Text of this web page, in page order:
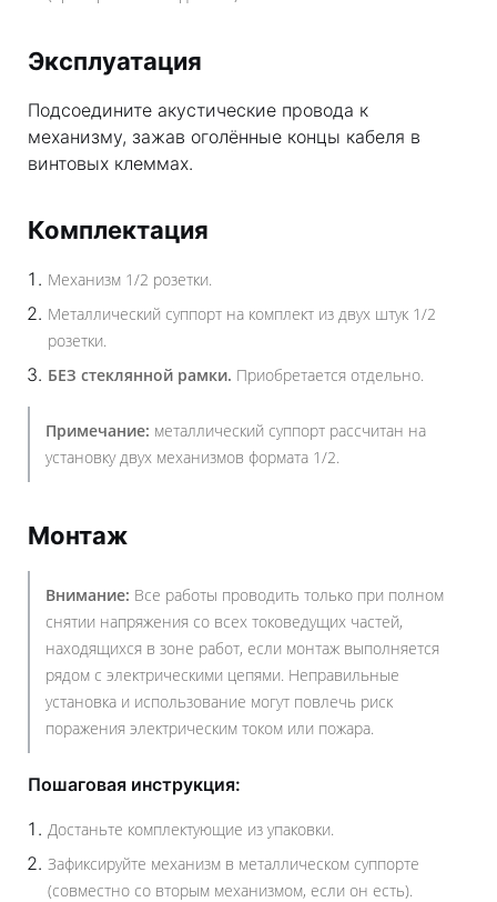
Эксплуатация
Подсоедините акустические провода к
механизму, зажав оголённые концы кабеля в
винтовых клеммах.
Комплектация
Механизм 1/2 розетки.
Металлический суппорт на комплект из двух штук 1/2
розетки.
БЕЗ стеклянной рамки. Приобретается отдельно.
Примечание: металлический суппорт рассчитан на
установку двух механизмов формата 1/2.
Монтаж
Внимание: Все работы проводить только при полном
снятии напряжения со всех токоведущих частей,
находящихся в зоне работ, если монтаж выполняется
рядом с электрическими цепями. Неправильные
установка и использование могут повлечь риск
поражения электрическим током или пожара.
Пошаговая инструкция:
Достаньте комплектующие из упаковки.
Зафиксируйте механизм в металлическом суппорте
(совместно со вторым механизмом, если он есть).